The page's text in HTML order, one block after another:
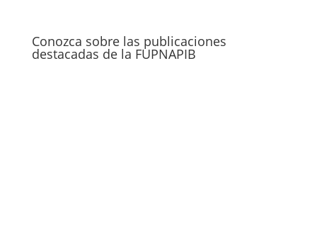
Conozca sobre las publicaciones
destacadas de la FUPNAPIB